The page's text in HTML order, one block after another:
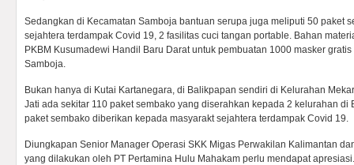
Sedangkan di Kecamatan Samboja bantuan serupa juga meliputi 50 paket
sejahtera terdampak Covid 19, 2 fasilitas cuci tangan portable. Bahan
PKBM Kusumadewi Handil Baru Darat untuk pembuatan 1000 masker
Samboja.
Bukan hanya di Kutai Kartanegara, di Balikpapan sendiri di Kelurahan
Jati ada sekitar 110 paket sembako yang diserahkan kepada 2 kelurahan di
paket sembako diberikan kepada masyarakt sejahtera terdampak Covid 19.
Diungkapan Senior Manager Operasi SKK Migas Perwakilan Kalimantan
yang dilakukan oleh PT Pertamina Hulu Mahakam perlu mendapat